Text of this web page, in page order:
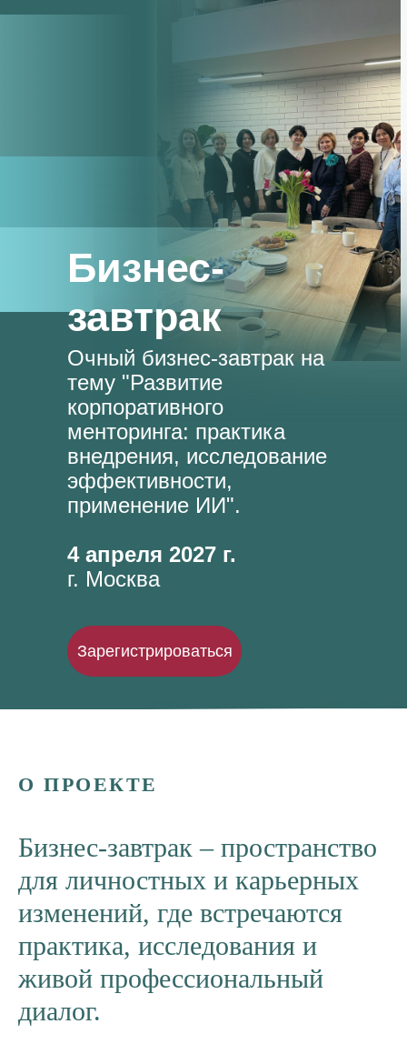
Бизнес-
завтрак
Очный бизнес-завтрак на
тему "Развитие
корпоративного
менторинга: практика
внедрения, исследование
эффективности,
применение ИИ".
4 апреля 2027 г.
г. Москва
Зарегистрироваться
О ПРОЕКТЕ
Бизнес-завтрак – пространство
для личностных и карьерных
изменений, где встречаются
практика, исследования и
живой профессиональный
диалог.